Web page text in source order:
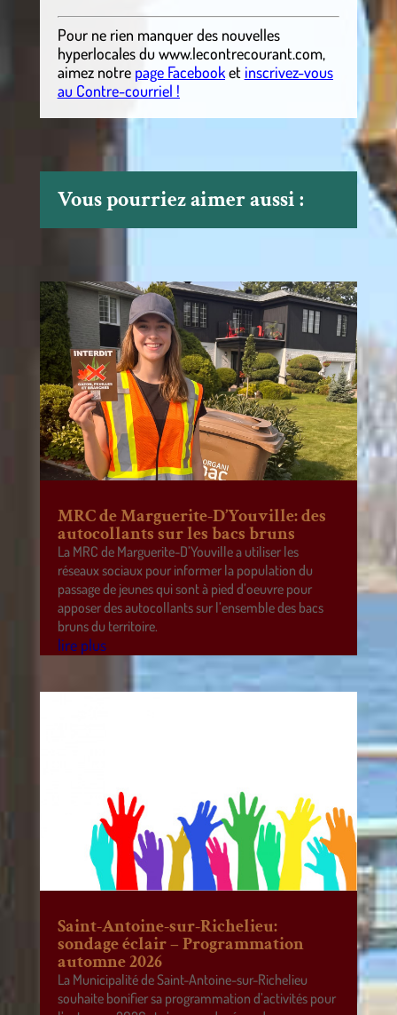
Pour ne rien manquer des nouvelles
hyperlocalesdu www.lecontrecourant.com,
aimez notre page Facebooket inscrivez-vous
au Contre-courriel !
Vous pourriez aimer aussi :
MRC de Marguerite-D’Youville: des
autocollants sur les bacs bruns
La MRC de Marguerite-D’Youville a utiliser les
réseaux sociaux pour informer la population du
passage de jeunes qui sont à pied d’oeuvre pour
apposer des autocollants sur l’ensemble des bacs
bruns du territoire.
lire plus
Saint-Antoine-sur-Richelieu:
sondage éclair – Programmation
automne 2026
La Municipalité de Saint-Antoine-sur-Richelieu
souhaite bonifier sa programmation d’activités pour